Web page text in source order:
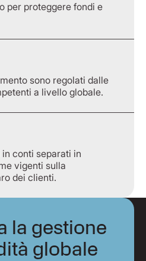
per proteggere fondi e
sono regolati dalle
a livello globale.
conti separati in
vigenti sulla
dei clienti.
la gestione
globale